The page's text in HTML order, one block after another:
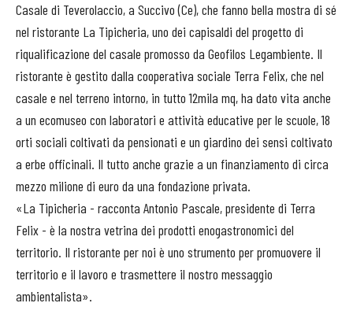
Casale di Teverolaccio, a Succivo (Ce), che fanno bella mostra di sé
nel ristorante La Tipicheria, uno dei capisaldi del progetto di
riqualificazione del casale promosso da Geofilos Legambiente. Il
ristorante è gestito dalla cooperativa sociale Terra Felix, che nel
casale e nel terreno intorno, in tutto 12mila mq, ha dato vita anche
a un ecomuseo con laboratori e attività educative per le scuole, 18
orti sociali coltivati da pensionati e un giardino dei sensi coltivato
a erbe officinali. Il tutto anche grazie a un finanziamento di circa
mezzo milione di euro da una fondazione privata.
«La Tipicheria - racconta Antonio Pascale, presidente di Terra
Felix - è la nostra vetrina dei prodotti enogastronomici del
territorio. Il ristorante per noi è uno strumento per promuovere il
territorio e il lavoro e trasmettere il nostro messaggio
ambientalista».